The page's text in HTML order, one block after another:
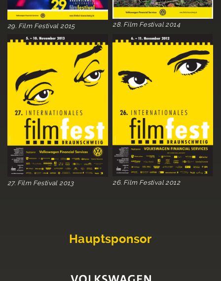
29. Film Festival 2015 28. Film Festival 2014
27. Film Festival 2013 26. Film Festival 2012
Hauptsponsor